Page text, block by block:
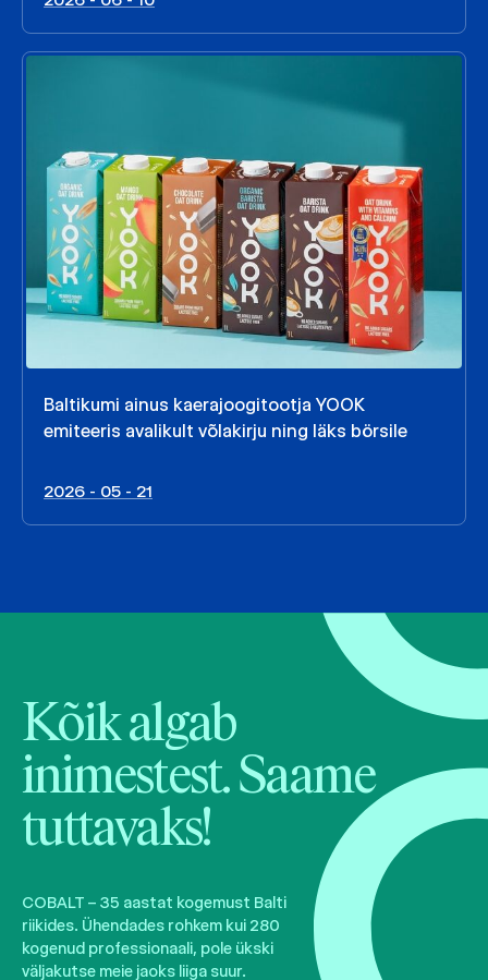
Baltikumi ainus kaerajoogitootja YOOK
emiteeris avalikult võlakirju ning läks börsile
2026 - 05 - 21
Kõik algab
inimestest. Saame
tuttavaks!
COBALT – 35 aastat kogemust Balti
riikides. Ühendades rohkem kui 280
kogenud professionaali, pole ükski
väljakutse meie jaoks liiga suur.